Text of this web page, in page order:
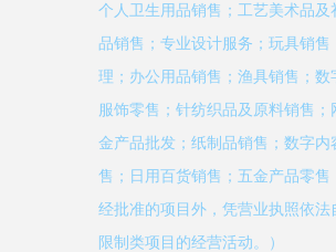
个人卫生用品销售；工艺美术品
品销售；专业设计服务；玩具销
理；办公用品销售；渔具销售；
服饰零售；针纺织品及原料销售
金产品批发；纸制品销售；数字
售；日用百货销售；五金产品零
经批准的项目外，凭营业执照依
限制类项目的经营活动。）